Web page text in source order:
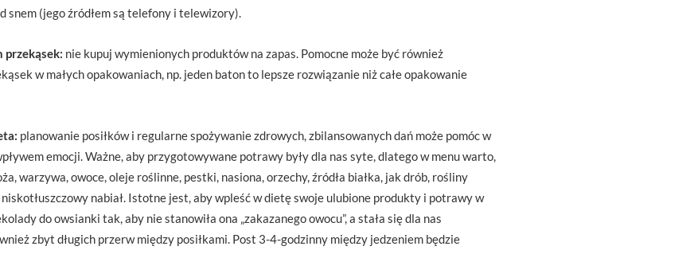
snem (jego źródłem są telefony i telewizory).
przekąsek: nie kupuj wymienionych produktów na zapas. Pomocne może być również
w małych opakowaniach, np. jeden baton to lepsze rozwiązanie niż całe opakowanie
planowanie posiłków i regularne spożywanie zdrowych, zbilansowanych dań może pomóc w
emocji. Ważne, aby przygotowywane potrawy były dla nas syte, dlatego w menu warto,
warzywa, owoce, oleje roślinne, pestki, nasiona, orzechy, źródła białka, jak drób, rośliny
nabiał. Istotne jest, aby wpleść w dietę swoje ulubione produkty i potrawy w
do owsianki tak, aby nie stanowiła ona „zakazanego owocu”, a stała się dla nas
zbyt długich przerw między posiłkami. Post 3-4-godzinny między jedzeniem będzie